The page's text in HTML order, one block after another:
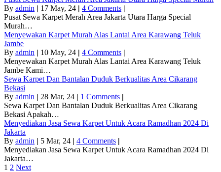
By admin | 17 May, 24 | 4 Comments |
Pusat Sewa Karpet Merah Area Jakarta Utara Harga Special
Murah…
Menyewakan Karpet Murah Alas Lantai Area Karawang Teluk
Jambe
By admin | 10 May, 24 | 4 Comments |
Menyewakan Karpet Murah Alas Lantai Area Karawang Teluk
Jambe Kami…
Sewa Karpet Dan Bantalan Duduk Berkualitas Area Cikarang
Bekasi
By admin | 28 Mar, 24 | 1 Comments |
Sewa Karpet Dan Bantalan Duduk Berkualitas Area Cikarang
Bekasi Apakah…
Menyediakan Jasa Sewa Karpet Untuk Acara Ramadhan 2024 Di
Jakarta
By admin | 5 Mar, 24 | 4 Comments |
Menyediakan Jasa Sewa Karpet Untuk Acara Ramadhan 2024 Di
Jakarta…
1 2 Next